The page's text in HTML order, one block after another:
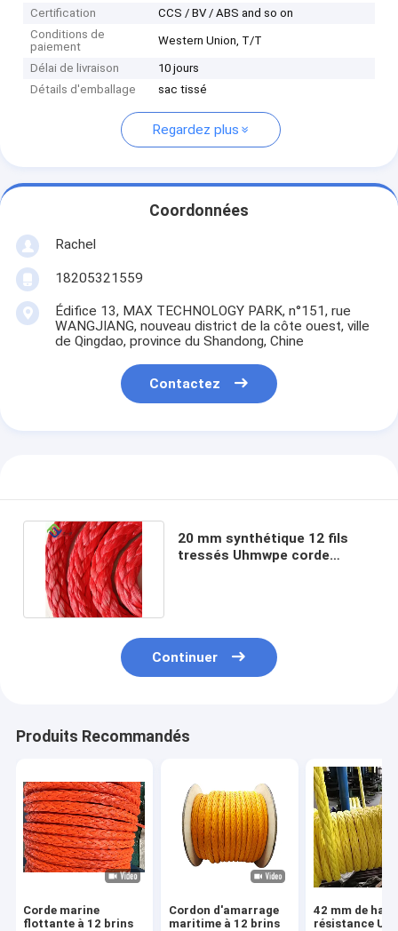
Certification
CCS / BV / ABS and so on
Conditions de
paiement
Western Union, T/T
Délai de livraison
10 jours
Détails d'emballage
sac tissé
Regardez plus
Coordonnées
Rachel
18205321559
Édifice 13, MAX TECHNOLOGY PARK, n°151, rue
WANGJIANG, nouveau district de la côte ouest, ville
de Qingdao, province du Shandong, Chine
Contactez
20 mm synthétique 12 fils
tressés Uhmwpe corde
Continuer
Produits Recommandés
Corde marine
flottante à 12 brins
Cordon d'amarrage
maritime à 12 brins
42 mm de
résistance